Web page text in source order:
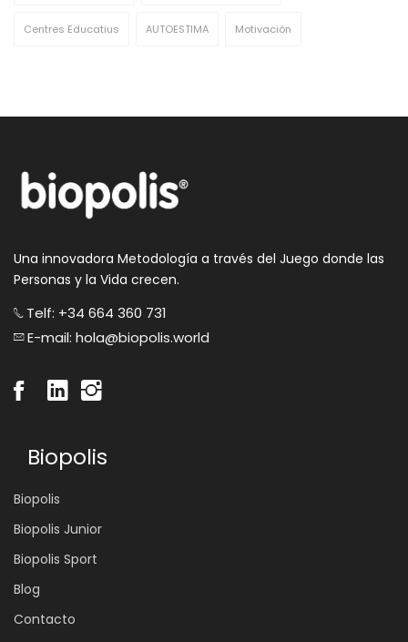
Centres Educatius AUTOESTIMA Motivación
Una innovadora Metodología a través del Juego donde las
Personas y la Vida crecen.
Telf: +34 664 360 731
E-mail: hola@biopolis.world
Biopolis
Biopolis
Biopolis Junior
Biopolis Sport
Blog
Contacto